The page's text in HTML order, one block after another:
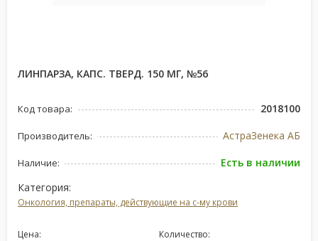
ЛИНПАРЗА, КАПС. ТВЕРД. 150 МГ, №56
Код товара: 2018100
Производитель: АстраЗенека АБ
Наличие:
Есть в наличии
Категория:
Онкология, препараты, действующие на с-му крови
Цена: Количество: